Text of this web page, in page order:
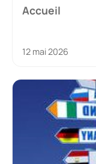
Accueil
12 mai 2026